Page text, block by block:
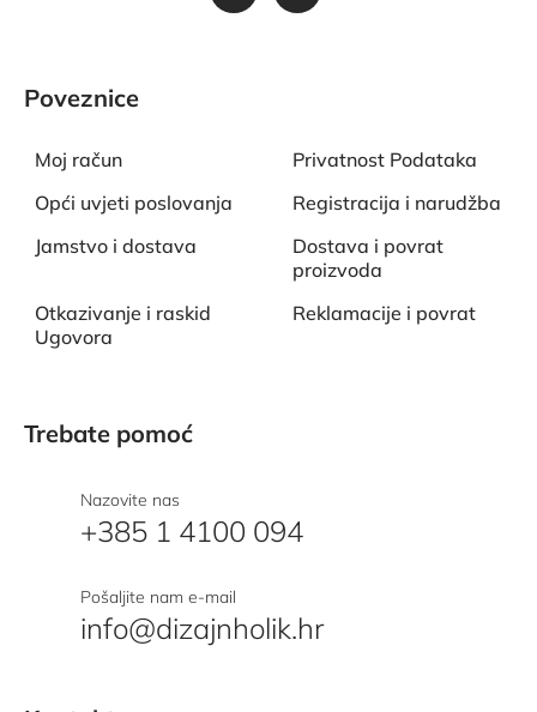
Poveznice
Moj račun
Privatnost Podataka
Opći uvjeti poslovanja
Registracija i narudžba
Jamstvo i dostava
Dostava i povrat
proizvoda
Otkazivanje i raskid
Ugovora
Reklamacije i povrat
Trebate pomoć
Nazovite nas
+385 1 4100 094
Pošaljite nam e-mail
info@dizajnholik.hr